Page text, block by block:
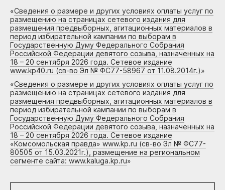
«Сведения о размере и других условиях оплаты услуг по
размещению на страницах сетевого издания для
размещения предвыборных, агитационных материалов в
период избирательной кампании по выборам в
Государственную Думу Федерального Собрания
Российской Федерации девятого созыва, назначенных на
18 – 20 сентября 2026 года. Сетевое издание
www.kp40.ru (св-во Эл № ФС77-58967 от 11.08.2014г.)»
«Сведения о размере и других условиях оплаты услуг по
размещению на страницах сетевого издания для
размещения предвыборных, агитационных материалов в
период избирательной кампании по выборам в
Государственную Думу Федерального Собрания
Российской Федерации девятого созыва, назначенных на
18 – 20 сентября 2026 года. Сетевое издание
«Комсомольская правда» www.kp.ru (св-во Эл № ФС77-
80505 от 15.03.2021г.), размещение на региональном
сегменте сайта: www.kaluga.kp.ru»